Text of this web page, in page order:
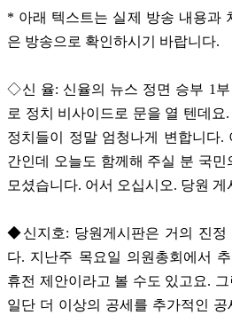
* 아래 텍스트는 실제 방송 내용과
은 방송으로 확인하시기 바랍니다.
◇신 율: 신율의 뉴스 정면 승부 1
로 정치 비사이드로 문을 열 텐데
정치들이 정말 엄청나게 변합니다.
간인데 오늘도 함께해 주실 분 국
모셨습니다. 어서 오십시오. 당원 게
◆신지호: 당원게시판은 거의 진정
다. 지난주 목요일 의원총회에서
휴전 제안이라고 볼 수도 있고요.
일단 더 이상의 공세를 추가적인